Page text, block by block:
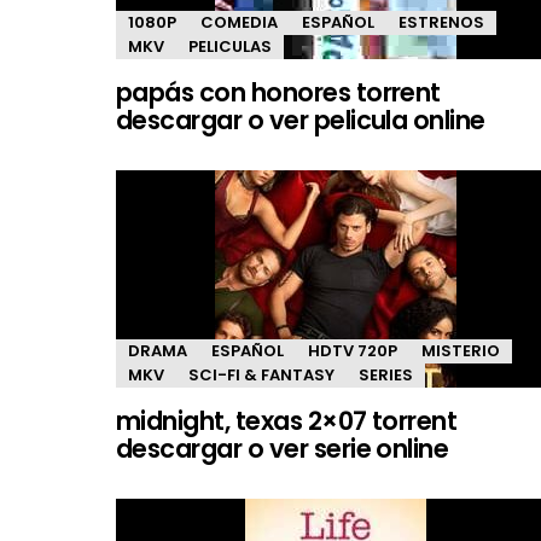
1080P COMEDIA ESPAÑOL
ESTRENOS
MKV
PELICULAS
papás con honores torrent
descargar o ver pelicula online
DRAMA ESPAÑOL HDTV 720P
MISTERIO
MKV
SCI-FI & FANTASY SERIES
midnight, texas 2×07 torrent
descargar o ver serie online